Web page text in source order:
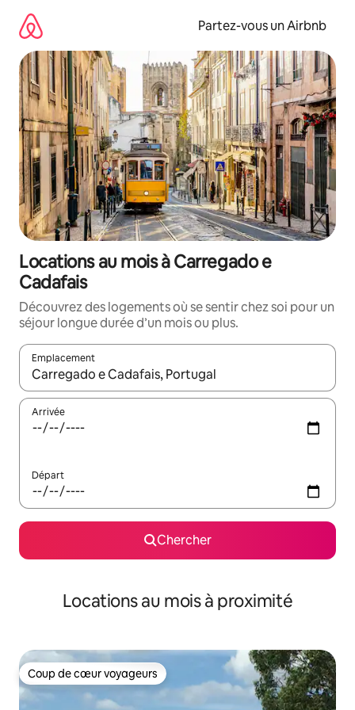
directement
contenu
Partez-vous un Airbnb
Locations au mois à Carregado e
Cadafais
Découvrez des logements où se sentir chez soi pour un
séjour longue durée d’un mois ou plus.
Emplacement
Quand les résultats sont affichés, parcourez-les en utilisant
Arrivée
Départ
Chercher
Locations au mois à proximité
Coup de cœur voyageurs
Coup de cœur voyageurs